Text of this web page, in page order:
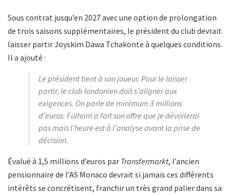
Sous contrat jusqu’en 2027 avec une option de prolongation
de trois saisons supplémentaires, le président du club devrait
laisser partir Joyskim Dawa Tchakonte à quelques conditions.
Il a ajouté :
Le président tient à son joueur. Pour le laisser
partir, le club londonien doit s’aligner aux
exigences. On parle de minimum 3 millions
d’euros. Fulham a fait son offre que je dévoilerai
pas mais l’heure est à l’analyse avant la prise de
décision.
Évalué à 1,5 millions d’euros par Transfermarkt, l’ancien
pensionnaire de l’AS Monaco devrait si jamais ces différents
intérêts se concrétisent, franchir un très grand palier dans sa